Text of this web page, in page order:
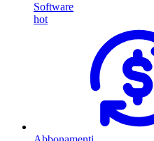
Software
hot